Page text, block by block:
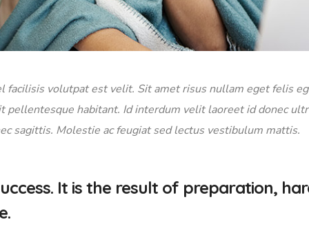
facilisis volutpat est velit. Sit amet risus nullam eget felis
pellentesque habitant. Id interdum velit laoreet id donec
sagittis. Molestie ac feugiat sed lectus vestibulum mattis.
It is the result of preparation,